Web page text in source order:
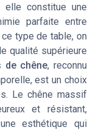
constitue une
parfaite entre
ce type detable, on
qualité supérieure
de chêne, reconnu
est un choix
Le chêne massif
et résistant,
esthétique qui